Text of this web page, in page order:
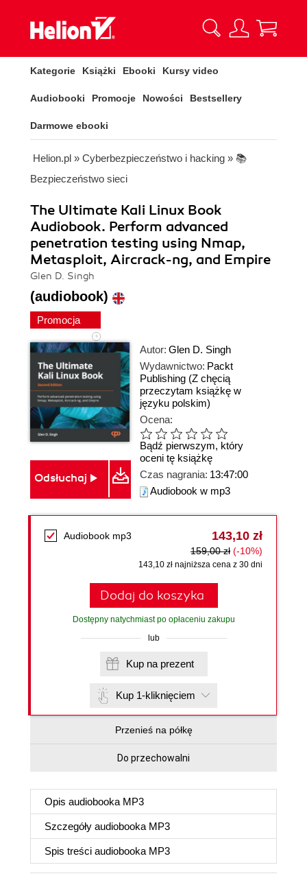
Kategorie Książki Ebooki Kursy video
Audiobooki Promocje Nowości Bestsellery
Darmowe ebooki
Helion.pl » Cyberbezpieczeństwo i hacking » 📚
Bezpieczeństwo sieci
The Ultimate Kali Linux Book
Audiobook. Perform advanced
penetration testing using Nmap,
Metasploit, Aircrack-ng, and Empire
Glen D. Singh
(audiobook)
Promocja
Odsłuchaj
Autor: Glen D. Singh
Wydawnictwo: Packt
Publishing (Z chęcią
przeczytam książkę w
języku polskim)
Ocena:
Bądź pierwszym, który
oceni tę książkę
Czas nagrania: 13:47:00
Audiobook w mp3
Audiobook mp3 143,10 zł
159,00 zł (-10%)
143,10 zł najniższa cena z 30 dni
Dodaj do koszyka
Dostępny natychmiast po opłaceniu zakupu
lub
Kup na prezent
Kup 1-kliknięciem
Przenieś na półkę
Do przechowalni
Opis audiobooka MP3
Szczegóły audiobooka MP3
Spis treści audiobooka MP3